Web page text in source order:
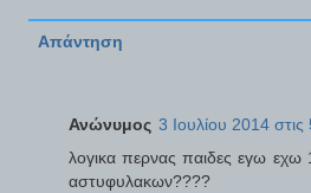
Απάντηση
Ανώνυμος 3 Ιουλίου 2014 στις
λογικα περνας παιδες εγω εχω
αστυφυλακων????